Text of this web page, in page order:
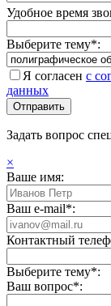
Удобное время
Выберите тему*:
Я согласен с
данных
Задать вопрос
×
Ваше имя:
Ваш e-mail*:
Контактный
Выберите тему*:
Ваш вопрос*: